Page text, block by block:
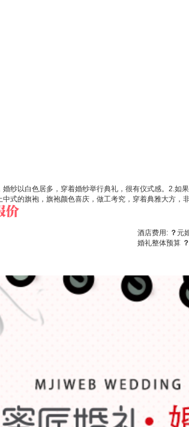
以白色居多，穿着婚纱举行典礼，很有仪式感。2.如
式的旗袍，旗袍颜色喜庆，做工考究，穿着典雅大方，非
酒店费用: ？元
婚礼整体预算 ？